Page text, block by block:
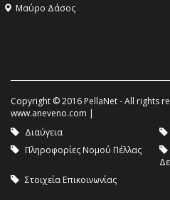
Μαύρο Δάσος
Copyright © 2016 PellaNet - All rights
www.aneveno.com |
Διαύγεια
Πληροφορίες Νομού Πέλλας
Στοιχεία Επικοινωνίας